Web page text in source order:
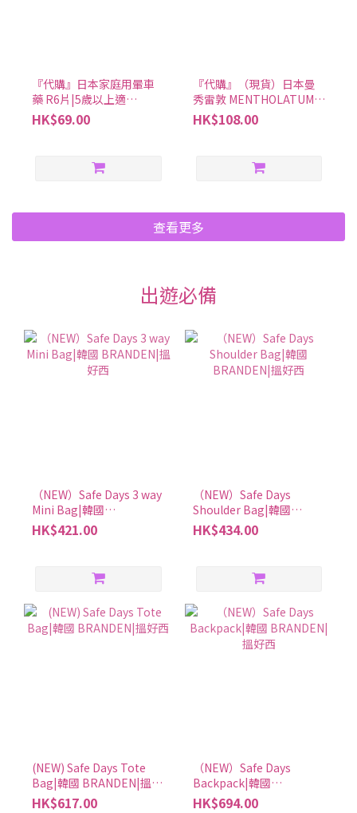
『代購』日本家庭用暈車
藥 R6片|5歲以上適
用|Eisai衛采
HK$69.00
『代購』（現貨）日本曼
秀雷敦 MENTHOLATUM
頭皮濕疹塗抹液 紅腫消炎
HK$108.00
查看更多
出遊必備
（NEW）Safe Days 3 way
Mini Bag|韓國
BRANDEN|搵好西
HK$421.00
（NEW）Safe Days
Shoulder Bag|韓國
BRANDEN|搵好西
HK$434.00
(NEW) Safe Days Tote
Bag|韓國 BRANDEN|搵好
西
HK$617.00
（NEW）Safe Days
Backpack|韓國
BRANDEN|搵好西
HK$694.00